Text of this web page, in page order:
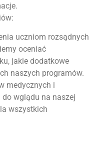
uczniom rozsądnych
oceniać
jakie dodatkowe
naszych programów.
medycznych i
wglądu na naszej
wszystkich